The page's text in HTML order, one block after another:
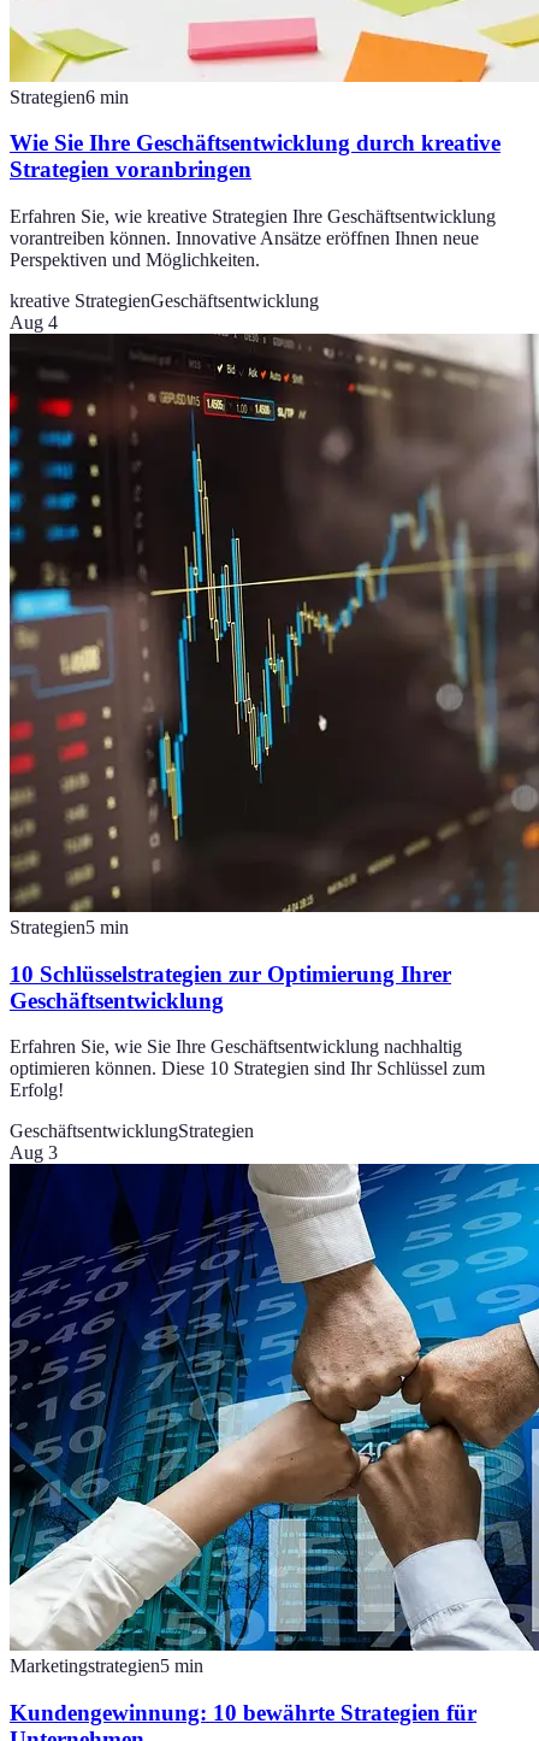
Strategien6 min
Wie Sie Ihre Geschäftsentwicklung durch kreative
Strategien voranbringen
Erfahren Sie, wie kreative Strategien Ihre Geschäftsentwicklung
vorantreiben können. Innovative Ansätze eröffnen Ihnen neue
Perspektiven und Möglichkeiten.
kreative StrategienGeschäftsentwicklung
Aug 4
Strategien5 min
10 Schlüsselstrategien zur Optimierung Ihrer
Geschäftsentwicklung
Erfahren Sie, wie Sie Ihre Geschäftsentwicklung nachhaltig
optimieren können. Diese 10 Strategien sind Ihr Schlüssel zum
Erfolg!
GeschäftsentwicklungStrategien
Aug 3
Marketingstrategien5 min
Kundengewinnung: 10 bewährte Strategien für